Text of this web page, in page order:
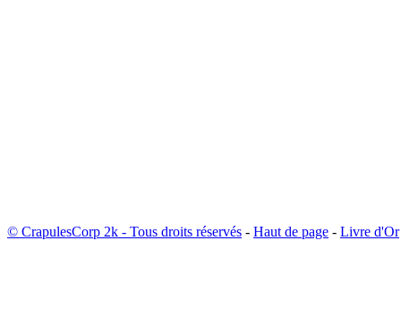
© CrapulesCorp 2k - Tous droits réservés - Haut de page - Livre d'Or